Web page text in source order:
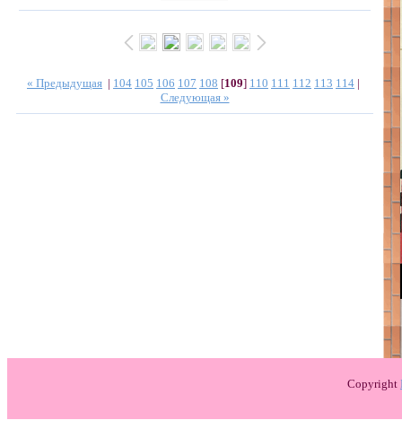
« Предыдущая | 104 105 106 107 108 [109] 110 111 112 113 114 |
Следующая »
Copyright